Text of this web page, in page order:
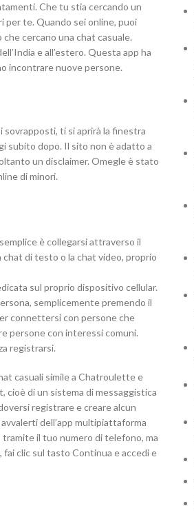
Che tu stia cercando un
per te. Quando sei online, puoi
cercano una chat casuale.
e all’estero. Questa app ha
incontrare nuove persone.
sovrapposti, ti si aprirà la finestra
subito dopo. Il sito non è adatto a
un disclaimer. Omegle è stato
di minori.
è collegarsi attraverso il
chat di testo o la chat video, proprio
sul proprio dispositivo cellular.
semplicemente premendo il
connettersi con persone che
persone con interessi comuni.
registrarsi.
casuali simile a Chatroulette e
di un sistema di messaggistica
registrare e creare alcun
dell’app multipiattaforma
il tuo numero di telefono, ma
fai clic sul tasto Continua e accedi e